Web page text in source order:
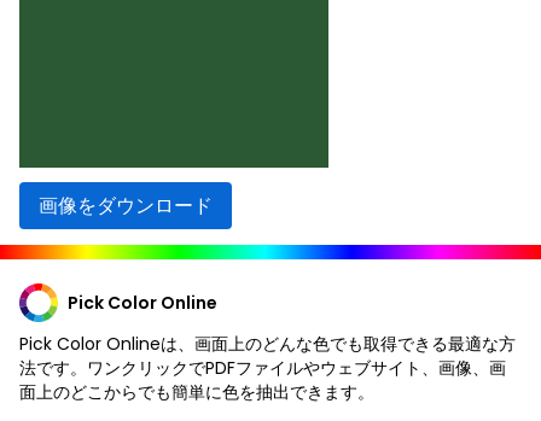
画像をダウンロード
Pick Color Online
Pick Color Onlineは、画面上のどんな色でも取得できる最適な方
法です。ワンクリックでPDFファイルやウェブサイト、画像、画
面上のどこからでも簡単に色を抽出できます。